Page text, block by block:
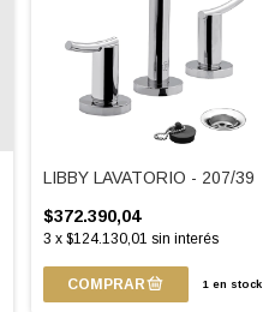
LIBBY LAVATORIO - 207/39
$372.390,04
3 x $124.130,01 sin interés
1en stock